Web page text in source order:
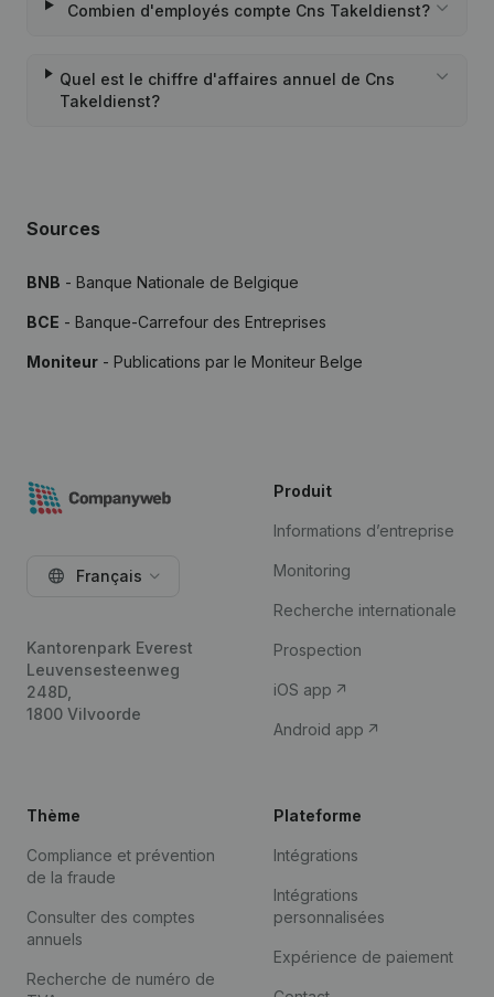
Combien d'employés compte Cns Takeldienst?
Quel est le chiffre d'affaires annuel de Cns
Takeldienst?
Sources
BNB - Banque Nationale de Belgique
BCE - Banque-Carrefour des Entreprises
Moniteur - Publications par le Moniteur Belge
Français
Kantorenpark Everest
Leuvensesteenweg
248D,
1800 Vilvoorde
Produit
Informations d’entreprise
Monitoring
Recherche internationale
Prospection
iOS app
Android app
Thème
Compliance et prévention
de la fraude
Consulter des comptes
annuels
Recherche de numéro de
Plateforme
Intégrations
Intégrations
personnalisées
Expérience de paiement